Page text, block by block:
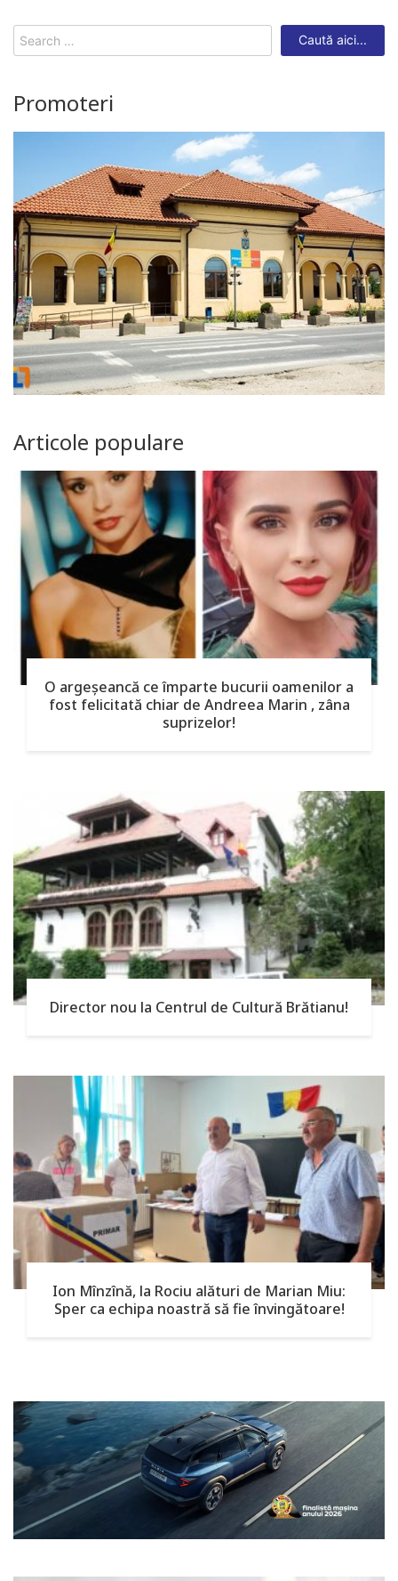
Search
for:
Promoteri
Articole populare
O argeşeancă ce împarte bucurii oamenilor a
fost felicitată chiar de Andreea Marin , zâna
suprizelor!
Director nou la Centrul de Cultură Brătianu!
Ion Mînzînă, la Rociu alături de Marian Miu:
Sper ca echipa noastră să fie învingătoare!